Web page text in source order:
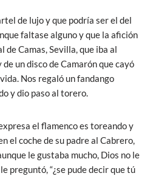
de lujo y que podría ser el del
faltase alguno y que la afición
de Camas, Sevilla, que iba al
un disco de Camarón que cayó
Nos regaló un fandango
y dio paso al torero.
el flamenco es toreando y
el coche de su padre al Cabrero,
le gustaba mucho, Dios no le
preguntó, “¿se pude decir que tú